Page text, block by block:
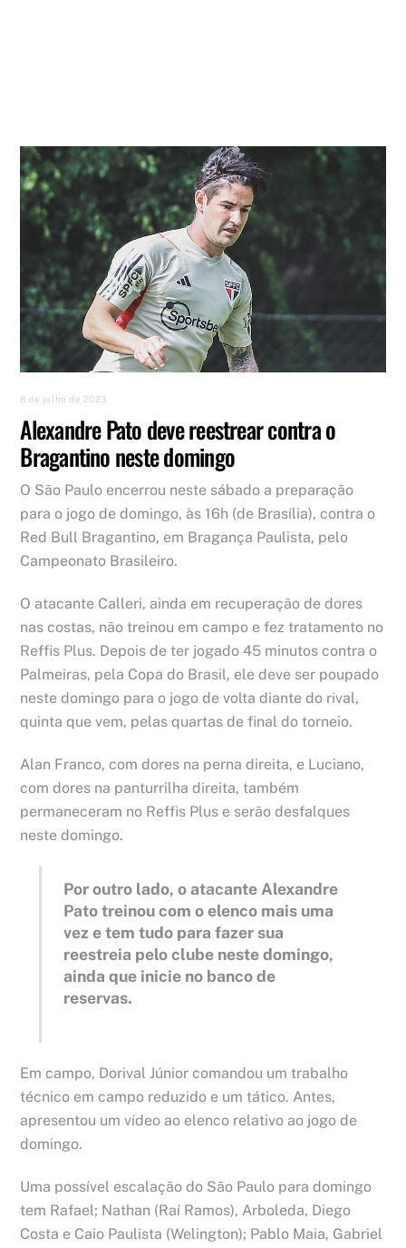
8 de julho de 2023
Alexandre Pato deve reestrear contra o
Bragantino neste domingo
O São Paulo encerrou neste sábado a preparação
para o jogo de domingo, às 16h (de Brasília), contra o
Red Bull Bragantino, em Bragança Paulista, pelo
Campeonato Brasileiro.
O atacante Calleri, ainda em recuperação de dores
nas costas, não treinou em campo e fez tratamento no
Reffis Plus. Depois de ter jogado 45 minutos contra o
Palmeiras, pela Copa do Brasil, ele deve ser poupado
neste domingo para o jogo de volta diante do rival,
quinta que vem, pelas quartas de final do torneio.
Alan Franco, com dores na perna direita, e Luciano,
com dores na panturrilha direita, também
permaneceram no Reffis Plus e serão desfalques
neste domingo.
Por outro lado, o atacante Alexandre
Pato treinou com o elenco mais uma
vez e tem tudo para fazer sua
reestreia pelo clube neste domingo,
ainda que inicie no banco de
reservas.
Em campo, Dorival Júnior comandou um trabalho
técnico em campo reduzido e um tático. Antes,
apresentou um vídeo ao elenco relativo ao jogo de
domingo.
Uma possível escalação do São Paulo para domingo
tem Rafael; Nathan (Raí Ramos), Arboleda, Diego
Costa e Caio Paulista (Welington); Pablo Maia, Gabriel